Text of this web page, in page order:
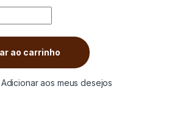
CREMOSO IDEACAFFÈ Receita
ao carrinho
Adicionar aos meus desejos